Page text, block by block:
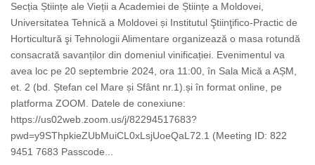
Secția Științe ale Vieții a Academiei de Științe a Moldovei,
Universitatea Tehnică a Moldovei și Institutul Ştiinţifico-Practic de
Horticultură şi Tehnologii Alimentare organizează o masa rotundă
consacrată savanților din domeniul vinificației. Evenimentul va
avea loc pe 20 septembrie 2024, ora 11:00, în Sala Mică a AȘM,
et. 2 (bd. Ștefan cel Mare și Sfânt nr.1).și în format online, pe
platforma ZOOM. Datele de conexiune:
https://us02web.zoom.us/j/82294517683?
pwd=y9SThpkieZUbMuiCL0xLsjUoeQaL72.1 (Meeting ID: 822
9451 7683 Passcode...